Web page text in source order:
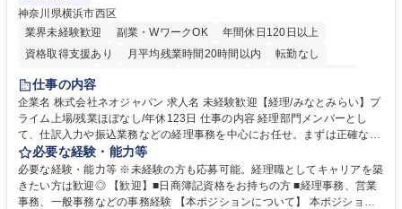
神奈川県横浜市西区
業界未経験歓迎
副業・WワークOK
年間休日120日以上
資格取得支援あり
月平均残業時間20時間以内
転勤なし
未経験者歓迎
完全週休2日制
交通費支給 駅近5分以内 土日祝休み
服装自由
寮・社宅あり
仕事の内容
企業名 株式会社ネオジャパン 求人名 未経験歓迎【経理/みなとみらい】プ
ライム上場/残業ほぼなし/年休123日 仕事の内容 経理部門メンバーとし
て、仕訳入力や振込業務などの経理事務を中心にお任せ。まずは正確な入
力・確認業務からスタートし、既存メンバーと一緒に業務を進めながら段
階的に経理知識を身につけていただきます。 【具体的には】 ■社内稟議に
基づく仕訳入力 ■月末の振込業務 ■明細作成 ■伝票処理、記帳業務 ■既存
メンバーの業務サポート 【将来的には】 ■月次決算補助 ■四半期・年次決
必要な経験・能力等
必要な経験・能力等 ※未経験の方も応募可能。経理職としてキャリアを築
きたい方は歓迎◎ 【歓迎】■日商簿記資格をお持ちの方 ■経理事務、営業
事務、一般事務などの事務経験 【本ポジションについて】 本ポジション